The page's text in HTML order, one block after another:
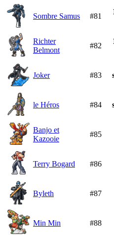
Sombre Samus #81
Richter
Belmont
#82
Joker #83
le Héros #84
Banjo et
Kazooie
#85
Terry Bogard #86
Byleth #87
Min Min #88